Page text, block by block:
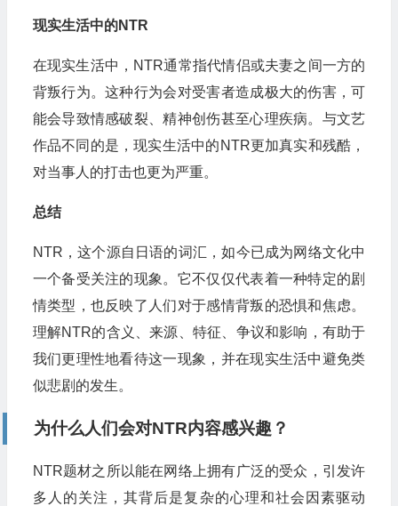
现实生活中的NTR
在现实生活中，NTR通常指代情侣或夫妻之间一方的
背叛行为。这种行为会对受害者造成极大的伤害，可
能会导致情感破裂、精神创伤甚至心理疾病。与文艺
作品不同的是，现实生活中的NTR更加真实和残酷，
对当事人的打击也更为严重。
总结
NTR，这个源自日语的词汇，如今已成为网络文化中
一个备受关注的现象。它不仅仅代表着一种特定的剧
情类型，也反映了人们对于感情背叛的恐惧和焦虑。
理解NTR的含义、来源、特征、争议和影响，有助于
我们更理性地看待这一现象，并在现实生活中避免类
似悲剧的发生。
为什么人们会对NTR内容感兴趣？
NTR题材之所以能在网络上拥有广泛的受众，引发许
多人的关注，其背后是复杂的心理和社会因素驱动